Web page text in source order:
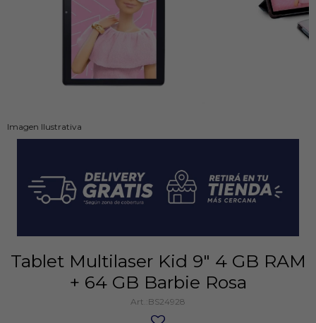
Imagen Ilustrativa
Tablet Multilaser Kid 9" 4 GB RAM
+ 64 GB Barbie Rosa
BS24928